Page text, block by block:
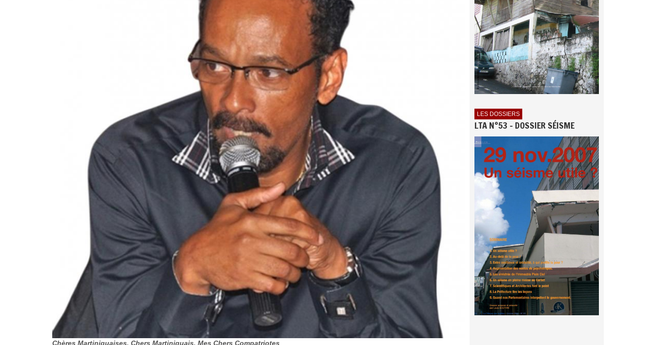
Chères Martiniquaises, Chers Martiniquais, Mes Chers Compatriotes
LES DOSSIERS
LTA N°53 - DOSSIER SÉISME